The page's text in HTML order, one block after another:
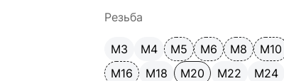
Резьба
М3 М4 М5 М6 М8 М10
М16
М18 М20 М22 М24